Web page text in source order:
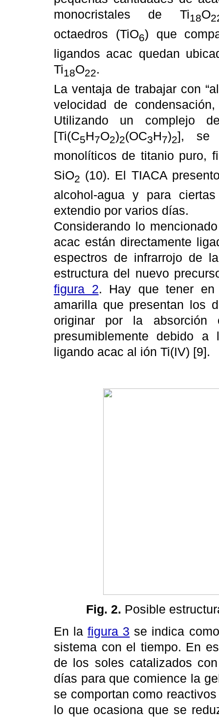
monocristales de Ti18O
octaedros (TiO6) que
ligandos acac quedan
Ti18O22.
La ventaja de trabajar con
velocidad de
Utilizando un complejo
[Ti(C5H7O2)2(OC3H7)2], se
monolíticos de titanio puro,
SiO2 (10). El TIACA
alcohol-agua y para
extendio por varios días.
Considerando lo
acac están directamente
espectros de infrarrojo de
estructura del nuevo
figura 2. Hay que tener en
amarilla que presentan los
originar por la
presumiblemente debido
ligando acac al ión Ti(IV) [9].
Fig. 2. Posible
En lafigura 3 se indica
sistema con el tiempo. En
de los soles catalizados
días para que comience la
se comportan como
lo que ocasiona que se